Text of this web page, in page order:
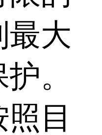
最大
。
目